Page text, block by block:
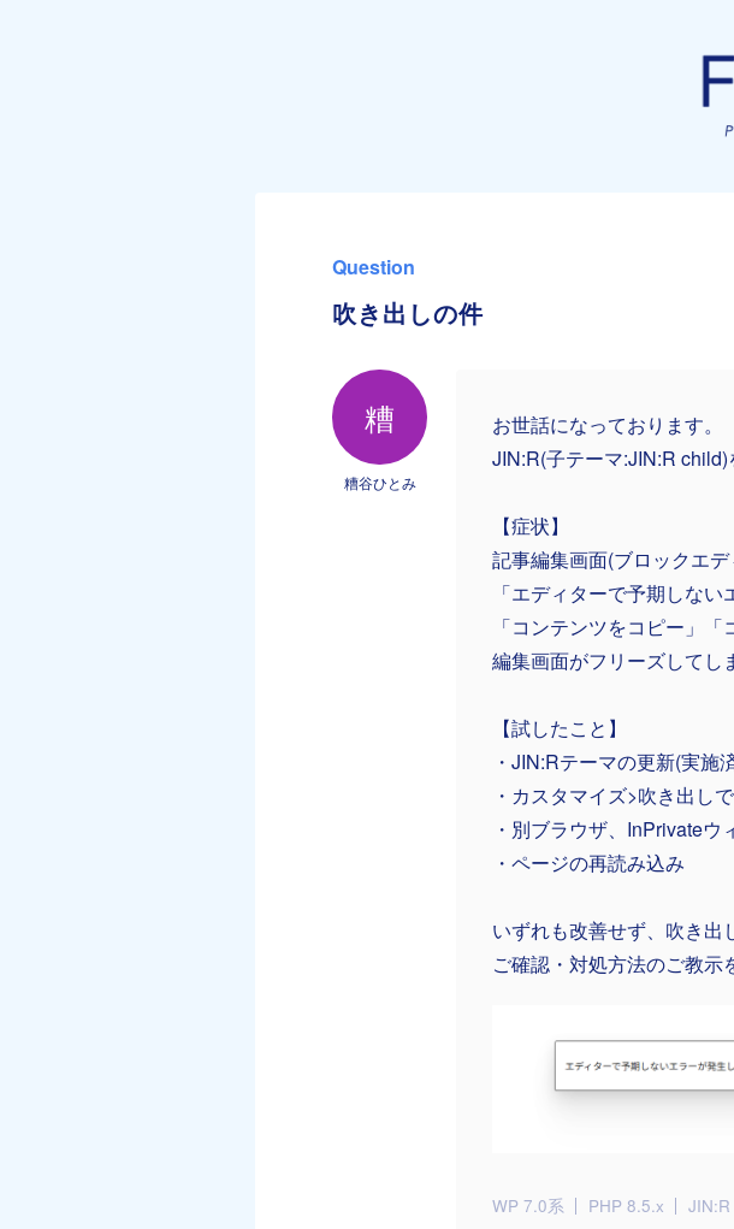
Question
吹き出しの件
糟
糟谷ひとみ
お世話になっております。
JIN:R(子テーマ:JIN:R child)
【症状】
記事編集画面(ブロックエ
「エディターで予期しな
「コンテンツをコピー」
編集画面がフリーズしてし
【試したこと】
・JIN:Rテーマの更新(実施
・カスタマイズ>吹き出し
・別ブラウザ、InPrivate
・ページの再読み込み
いずれも改善せず、吹き出
ご確認・対処方法のご教示
WP 7.0系 PHP 8.5.x